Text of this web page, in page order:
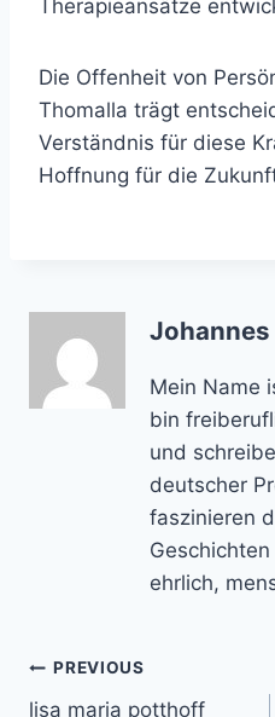
Therapieansätze
Die Offenheit von
Thomalla trägt
Verständnis für diese
Hoffnung für die
Johannes
Mein Name
bin
und
deutscher
faszinieren
ehrlich,
Post
PREVIOUS
lisa maria potthoff